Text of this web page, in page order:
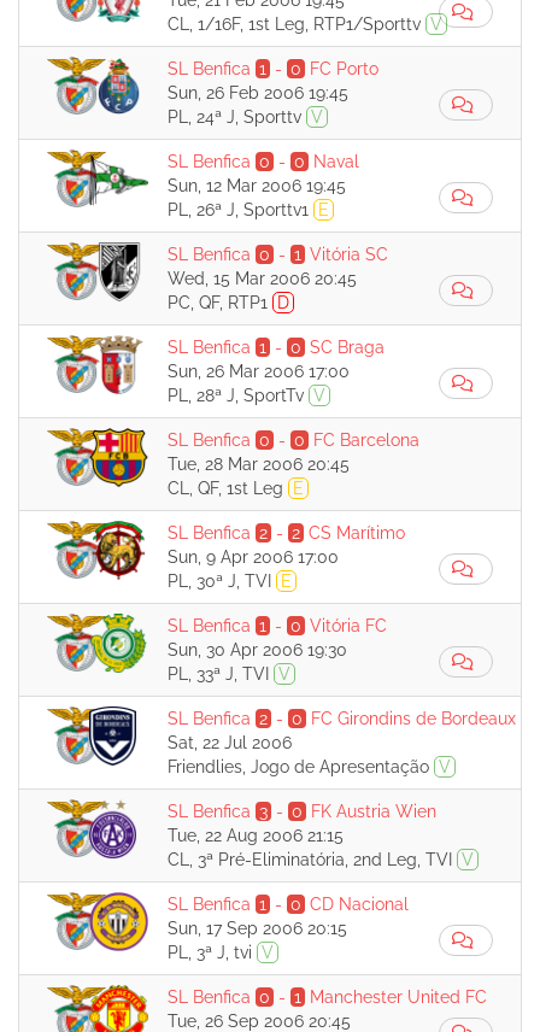
CL, 1/16F, 1st Leg, RTP1/Sporttv V
SL Benfica 1 - 0
FC Porto
Sun, 26 Feb 2006 19:45
PL, 24ª J, Sporttv V
SL Benfica 0 - 0
Naval
Sun, 12 Mar 2006 19:45
PL, 26ª J, Sporttv1
E
SL Benfica 0 - 1 Vitória SC
Wed, 15 Mar 2006 20:45
PC, QF, RTP1
D
SL Benfica 1 - 0 SC Braga
Sun, 26 Mar 2006 17:00
PL, 28ª J, SportTv V
SL Benfica 0 - 0
FC Barcelona
Tue, 28 Mar 2006 20:45
CL, QF, 1st Leg
E
SL Benfica 2 - 2 CS Marítimo
Sun, 9 Apr 2006 17:00
PL, 30ª J, TVI
E
SL Benfica 1 - 0 Vitória FC
Sun, 30 Apr 2006 19:30
PL, 33ª J, TVI
V
SL Benfica 2 - 0
FC Girondins de Bordeaux
Sat, 22 Jul 2006
Friendlies, Jogo de Apresentação V
SL Benfica 3 - 0
FK Austria Wien
Tue, 22 Aug 2006 21:15
CL, 3ª Pré-Eliminatória, 2nd Leg, TVI
V
SL Benfica 1 - 0 CD Nacional
Sun, 17 Sep 2006 20:15
PL, 3ª J, tvi V
SL Benfica 0 - 1
Manchester United FC
Tue, 26 Sep 2006 20:45